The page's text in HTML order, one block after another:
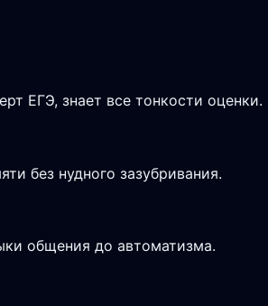
ЕГЭ, знает все тонкости оценки.
без нудного зазубривания.
общения до автоматизма.